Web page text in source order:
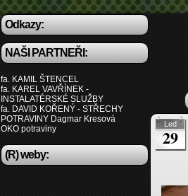
Odkazy:
NAŠI PARTNEŘI:
fa. KAMIL ŠTENCEL
fa. KAREL VAVŘÍNEK -
INSTALATÉRSKÉ SLUŽBY
fa. DAVID KOŘENÝ - STŘECHY
POTRAVINY Dagmar Kresová
OKO potraviny
(R) weby:
Led
29